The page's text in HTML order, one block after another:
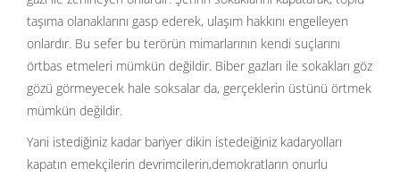
taşıma olanaklarını gasp ederek, ulaşım hakkını engelleyen
onlardır. Bu sefer bu terörün mimarlarının kendi suçlarını
örtbas etmeleri mümkün değildir. Biber gazları ile sokakları göz
gözü görmeyecek hale soksalar da, gerçeklerin üstünü örtmek
mümkün değildir.
Yani istediğiniz kadar bariyer dikin istedeiğiniz kadaryolları
kapatın emekçilerin devrimcilerin,demokratların onurlu